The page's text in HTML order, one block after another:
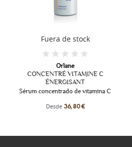
Fuera de stock
Orlane
CONCENTRÉ VITAMINE C
ÉNERGISANT
Sérum concentrado de vitamina C
Desde36,80 €